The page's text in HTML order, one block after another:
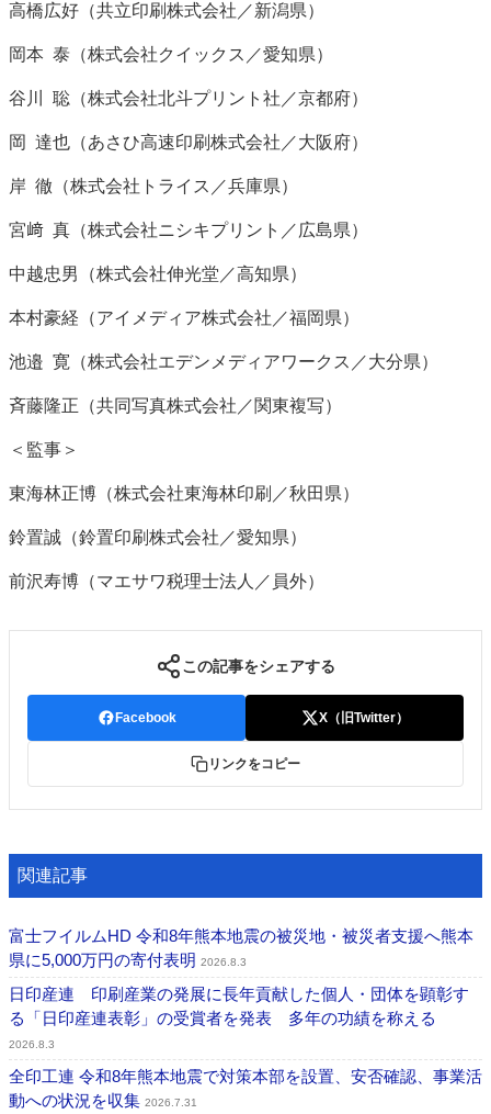
高橋広好（共立印刷株式会社／新潟県）
岡本 泰（株式会社クイックス／愛知県）
谷川 聡（株式会社北斗プリント社／京都府）
岡 達也（あさひ高速印刷株式会社／大阪府）
岸 徹（株式会社トライス／兵庫県）
宮﨑 真（株式会社ニシキプリント／広島県）
中越忠男（株式会社伸光堂／高知県）
本村豪経（アイメディア株式会社／福岡県）
池邉 寛（株式会社エデンメディアワークス／大分県）
斉藤隆正（共同写真株式会社／関東複写）
＜監事＞
東海林正博（株式会社東海林印刷／秋田県）
鈴置誠（鈴置印刷株式会社／愛知県）
前沢寿博（マエサワ税理士法人／員外）
この記事をシェアする
Facebook X（旧Twitter）
リンクをコピー
関連記事
富士フイルムHD 令和8年熊本地震の被災地・被災者支援へ熊本
県に5,000万円の寄付表明 2026.8.3
日印産連 印刷産業の発展に長年貢献した個人・団体を顕彰す
る「日印産連表彰」の受賞者を発表 多年の功績を称える
2026.8.3
全印工連 令和8年熊本地震で対策本部を設置、安否確認、事業活
動への状況を収集 2026.7.31